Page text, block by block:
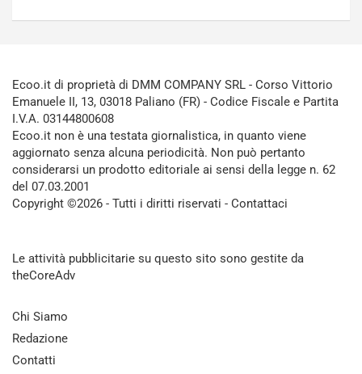
Ecoo.it di proprietà di DMM COMPANY SRL - Corso Vittorio
Emanuele II, 13, 03018 Paliano (FR) - Codice Fiscale e Partita
I.V.A. 03144800608
Ecoo.it non è una testata giornalistica, in quanto viene
aggiornato senza alcuna periodicità. Non può pertanto
considerarsi un prodotto editoriale ai sensi della legge n. 62
del 07.03.2001
Copyright ©2026 - Tutti i diritti riservati - Contattaci
Le attività pubblicitarie su questo sito sono gestite da
theCoreAdv
Chi Siamo
Redazione
Contatti